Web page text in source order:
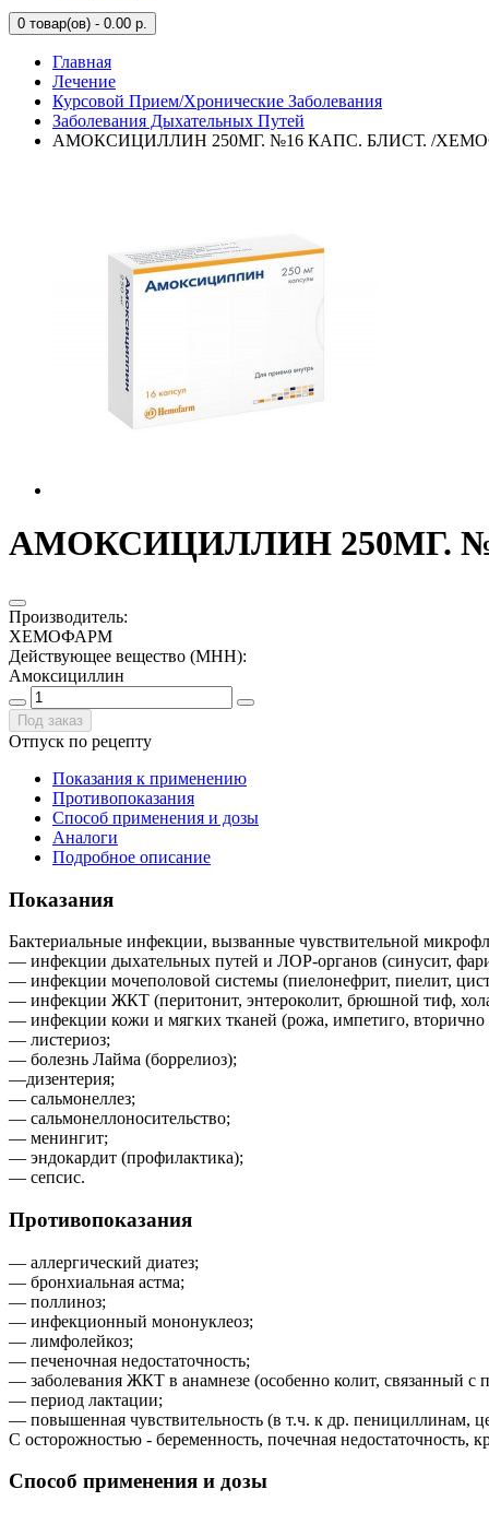
0 товар(ов) - 0.00 р.
Главная
Лечение
Курсовой Прием/Хронические Заболевания
Заболевания Дыхательных Путей
АМОКСИЦИЛЛИН 250МГ. №16 КАПС. БЛИСТ. /
АМОКСИЦИЛЛИН 250МГ.
Производитель:
ХЕМОФАРМ
Действующее вещество (МНН):
Амоксициллин
Под заказ
Отпуск по рецепту
Показания к применению
Противопоказания
Способ применения и дозы
Аналоги
Подробное описание
Показания
Бактериальные инфекции, вызванные чувствительной
— инфекции дыхательных путей и ЛОР-органов (синусит,
— инфекции мочеполовой системы (пиелонефрит, пиелит,
— инфекции ЖКТ (перитонит, энтероколит, брюшной тиф,
— инфекции кожи и мягких тканей (рожа, импетиго,
— листериоз;
— болезнь Лайма (боррелиоз);
—дизентерия;
— сальмонеллез;
— сальмонеллоносительство;
— менингит;
— эндокардит (профилактика);
— сепсис.
Противопоказания
— аллергический диатез;
— бронхиальная астма;
— поллиноз;
— инфекционный мононуклеоз;
— лимфолейкоз;
— печеночная недостаточность;
— заболевания ЖКТ в анамнезе (особенно колит, связанный с
— период лактации;
— повышенная чувствительность (в т.ч. к др. пенициллинам,
С осторожностью - беременность, почечная недостаточность,
Способ применения и дозы